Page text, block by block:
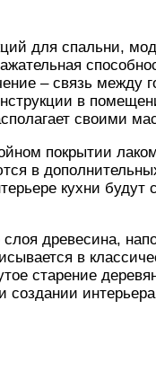
для спальни,
– связь между
в
своими
покрытии
в
кухни будут
древесина,
в
старение
создании